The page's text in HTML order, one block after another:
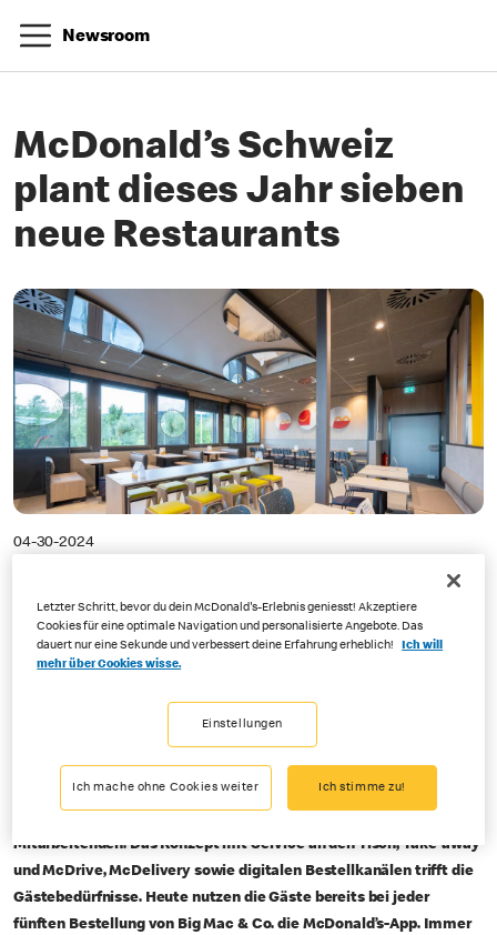
Newsroom
McDonald’s Schweiz
plant dieses Jahr sieben
neue Restaurants
04-30-2024
Gäste nutzen App bei jeder fünften Bestellung
McDonald’s Schweiz plant
Crissier, 30. April 2024 –2023 war McDonald’s Schweiz mit seinen
Lizenznehmerinnen und -nehmern noch näher bei den Gästen: mit
Mitarbeitenden. Das Konzept mit Service an den Tisch, Take-away
und McDrive, McDelivery sowie digitalen Bestellkanälen trifft die
Gästebedürfnisse. Heute nutzen die Gäste bereits bei jeder
fünften Bestellung von Big Mac & Co. die McDonald’s-App. Immer
Letzter Schritt, bevor du dein McDonald's-Erlebnis geniesst! Akzeptiere
Cookies für eine optimale Navigation und personalisierte Angebote. Das
dauert nur eine Sekunde und verbessert deine Erfahrung erheblich!
Ich will
mehr über Cookies wisse.
Einstellungen
Ich mache ohne Cookies weiter Ich stimme zu!